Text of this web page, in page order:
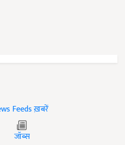
ख़बरें
जॉब्स